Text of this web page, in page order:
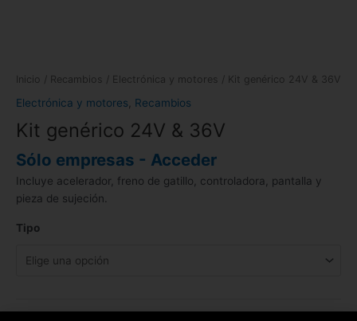
Inicio / Recambios / Electrónica y motores / Kit genérico 24V & 36V
Electrónica y motores Recambios
Kit genérico 24V & 36V
Sólo empresas - Acceder
Incluye acelerador, freno de gatillo, controladora, pantalla y
pieza de sujeción.
Tipo